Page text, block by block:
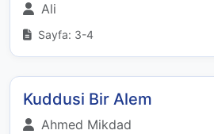
Ali
Sayfa: 3-4
Kuddusi Bir Alem
Ahmed Mikdad